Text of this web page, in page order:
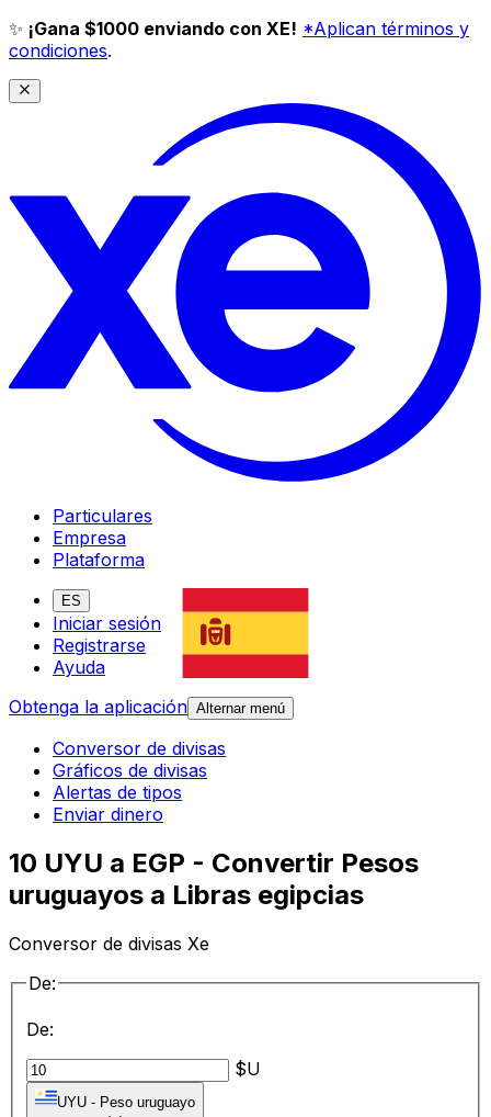
✨ ¡Gana $1000 enviando con XE! *Aplican términos y
condiciones.
Particulares
Empresa
Plataforma
ES
Iniciar sesión
Registrarse
Ayuda
Obtenga la aplicación Alternar menú
Conversor de divisas
Gráficos de divisas
Alertas de tipos
Enviar dinero
10 UYU a EGP - Convertir Pesos
uruguayos a Libras egipcias
Conversor de divisas Xe
De:
De:
$U
UYU - Peso uruguayo